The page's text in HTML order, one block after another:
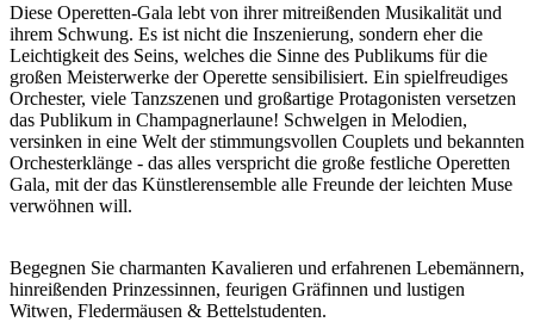
Diese Operetten-Gala lebt von ihrer mitreißenden Musikalität und
ihrem Schwung. Es ist nicht die Inszenierung, sondern eher die
Leichtigkeit des Seins, welches die Sinne des Publikums für die
großen Meisterwerke der Operette sensibilisiert. Ein spielfreudiges
Orchester, viele Tanzszenen und großartige Protagonisten versetzen
das Publikum in Champagnerlaune! Schwelgen in Melodien,
versinken in eine Welt der stimmungsvollen Couplets und bekannten
Orchesterklänge - das alles verspricht die große festliche Operetten
Gala, mit der das Künstlerensemble alle Freunde der leichten Muse
verwöhnen will.
Begegnen Sie charmanten Kavalieren und erfahrenen Lebemännern,
hinreißenden Prinzessinnen, feurigen Gräfinnen und lustigen
Witwen, Fledermäusen & Bettelstudenten.